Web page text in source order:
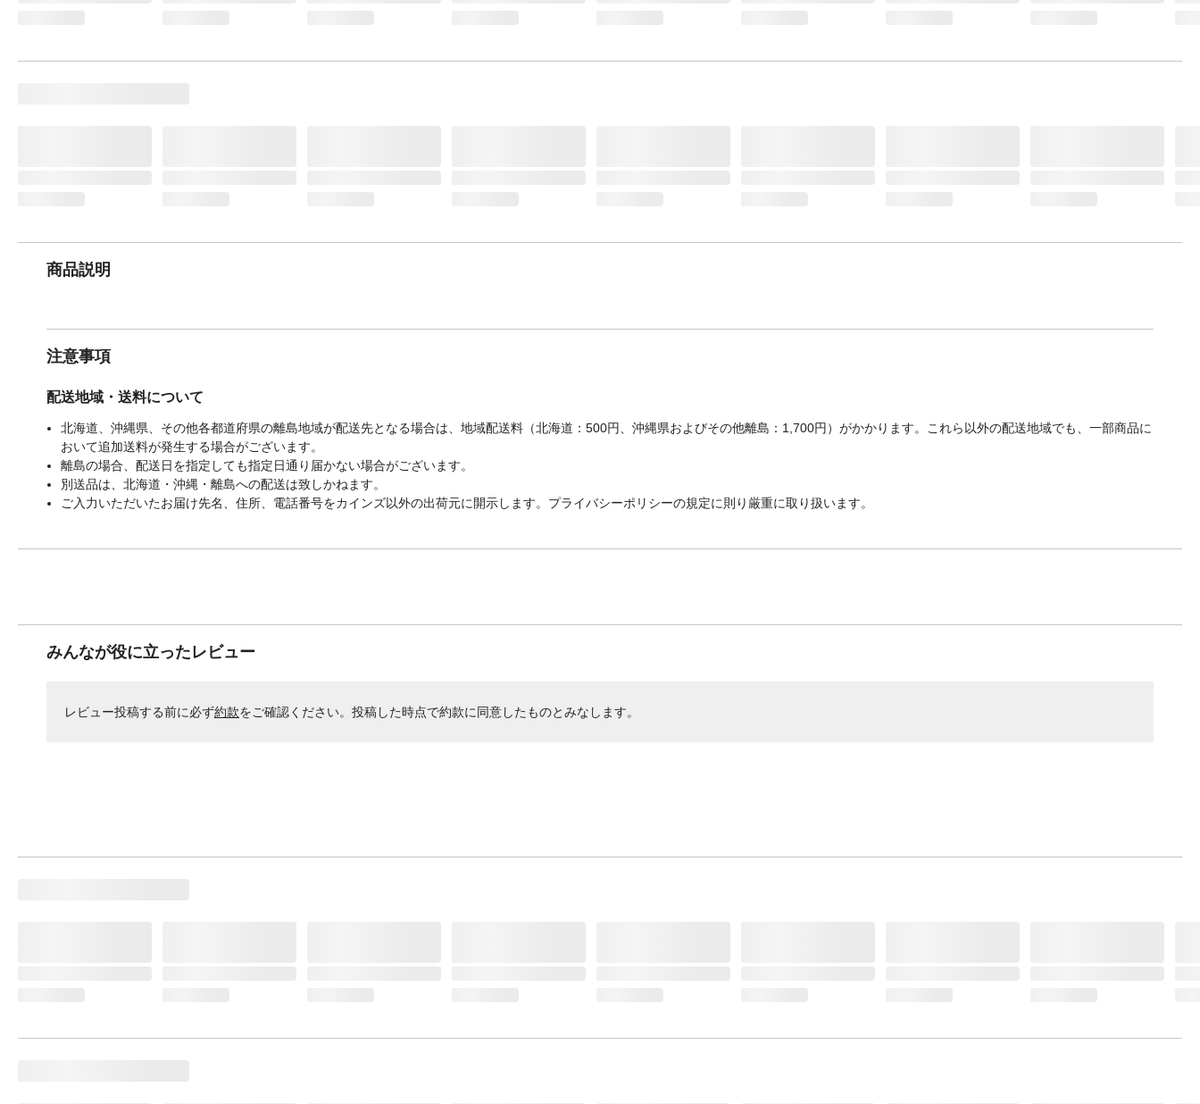
商品説明
注意事項
配送地域・送料について
北海道、沖縄県、その他各都道府県の離島地域が配送先となる場合は、地域配送料（北海道：500円、沖縄県およびその他離島：1,700円）がかかります。これら以外の配送地域でも、一部商品に
おいて追加送料が発生する場合がございます。
離島の場合、配送日を指定しても指定日通り届かない場合がございます。
別送品は、北海道・沖縄・離島への配送は致しかねます。
ご入力いただいたお届け先名、住所、電話番号をカインズ以外の出荷元に開示します。プライバシーポリシーの規定に則り厳重に取り扱います。
みんなが役に立ったレビュー
レビュー投稿する前に必ず約款をご確認ください。投稿した時点で約款に同意したものとみなします。